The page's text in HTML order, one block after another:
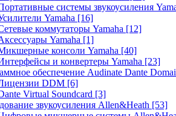
системы звукоусиления
Yamaha [16]
коммутаторы Yamaha [12]
Yamaha [1]
консоли Yamaha [40]
и конвертеры Yamaha [23]
обеспечение Audinate Dante
DDM [6]
Virtual Soundcard [3]
звукоусиления Allen&Heath [53]